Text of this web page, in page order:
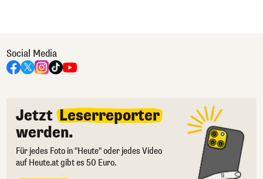
Social Media
Jetzt Leserreporter
werden.
Für jedes Foto in "Heute" oder jedes Video
auf Heute.at gibt es 50 Euro.